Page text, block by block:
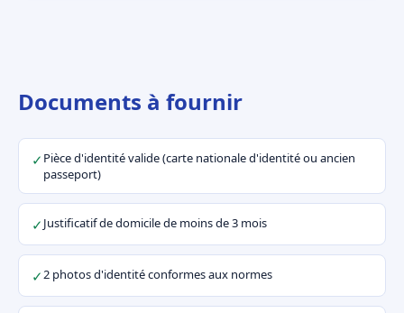
Documents à fournir
✓ Pièce d'identité valide (carte nationale d'identité ou ancien
passeport)
✓Justificatif de domicile de moins de 3 mois
✓2 photos d'identité conformes aux normes